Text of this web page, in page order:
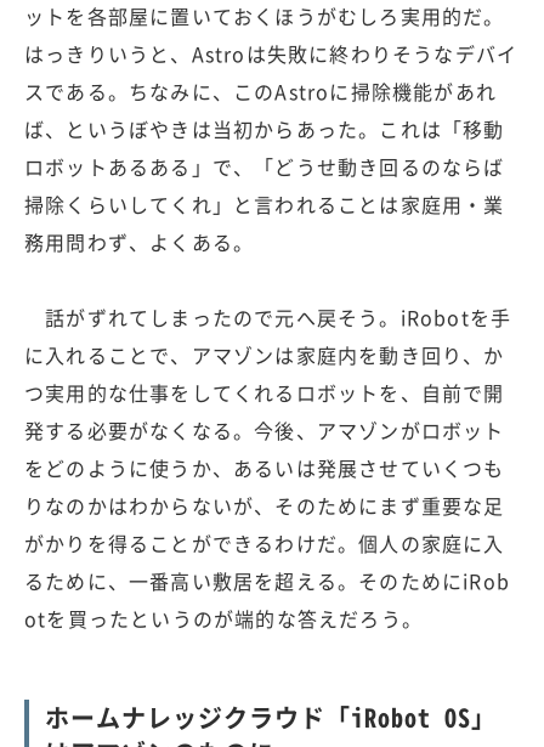
ットを各部屋に置いておくほうがむしろ実用的だ。
はっきりいうと、Astroは失敗に終わりそうなデバイ
スである。ちなみに、このAstroに掃除機能があれ
ば、というぼやきは当初からあった。これは「移動
ロボットあるある」で、「どうせ動き回るのならば
掃除くらいしてくれ」と言われることは家庭用・業
務用問わず、よくある。
話がずれてしまったので元へ戻そう。iRobotを手
に入れることで、アマゾンは家庭内を動き回り、か
つ実用的な仕事をしてくれるロボットを、自前で開
発する必要がなくなる。今後、アマゾンがロボット
をどのように使うか、あるいは発展させていくつも
りなのかはわからないが、そのためにまず重要な足
がかりを得ることができるわけだ。個人の家庭に入
るために、一番高い敷居を超える。そのためにiRob
otを買ったというのが端的な答えだろう。
ホームナレッジクラウド「iRobot OS」